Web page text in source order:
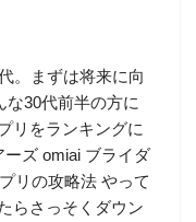
。まずは将来に向
な30代前半の方に
リをランキングに
ズ omiai ブライダ
リの攻略法 やって
らさっそくダウン